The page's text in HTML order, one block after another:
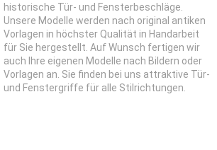
historische Tür- und Fensterbeschläge.
Unsere Modelle werden nach original antiken
Vorlagen in höchster Qualität in Handarbeit
für Sie hergestellt. Auf Wunsch fertigen wir
auch Ihre eigenen Modelle nach Bildern oder
Vorlagen an. Sie finden bei uns attraktive Tür-
und Fenstergriffe für alle Stilrichtungen.